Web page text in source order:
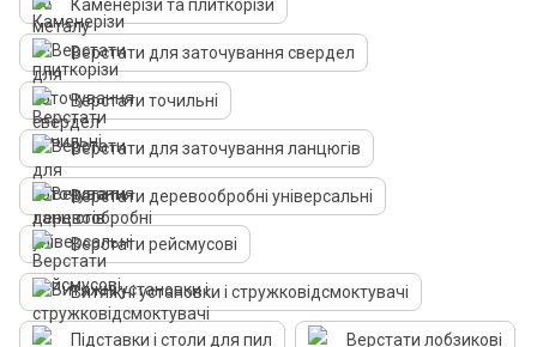
Каменерізи та плиткорізи
Верстати для заточування свердел
Верстати точильні
Верстати для заточування ланцюгів
Верстати деревообробні універсальні
Верстати рейсмусові
Витяжні установки і стружковідсмоктувачі
Підставки і столи для пил Верстати лобзикові